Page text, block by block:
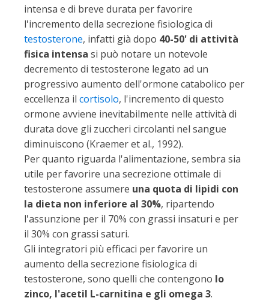
intensa e di breve durata per favorire
l'incremento della secrezione fisiologica di
testosterone, infatti già dopo 40-50' di attività
fisica intensa si può notare un notevole
decremento di testosterone legato ad un
progressivo aumento dell'ormone catabolico per
eccellenza il cortisolo, l'incremento di questo
ormone avviene inevitabilmente nelle attività di
durata dove gli zuccheri circolanti nel sangue
diminuiscono (Kraemer et al., 1992).
Per quanto riguarda l'alimentazione, sembra sia
utile per favorire una secrezione ottimale di
testosterone assumere una quota di lipidi con
la dieta non inferiore al 30%, ripartendo
l'assunzione per il 70% con grassi insaturi e per
il 30% con grassi saturi.
Gli integratori più efficaci per favorire un
aumento della secrezione fisiologica di
testosterone, sono quelli che contengono lo
zinco, l'acetil L-carnitina e gli omega 3.